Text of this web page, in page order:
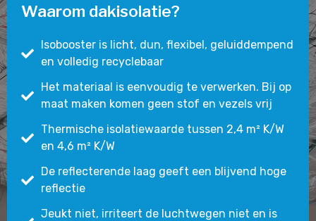
Waarom dakisolatie?
Isobooster is licht, dun, flexibel, geluiddempend
en volledig recyclebaar
Het materiaal is eenvoudig te verwerken. Bij op
maat maken komen geen stof en vezels vrij
Thermische isolatiewaarde tussen 2,4 m² K/W
en 4,6 m² K/W
De reflecterende laag geeft een blijvend hoge
reflectie
Jeukt niet, irriteert de luchtwegen niet en is